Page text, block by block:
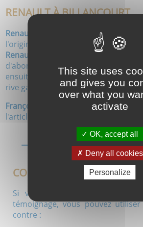
RENAULT À BILLANCOURT
Renault et Boulogne-Billancourt
l'origine de l'entreprise, du
Renault
à l'énorme ensemble
d'abord sur larive droite de la
ensuite
l'Ile Seguinet avoir enfin
rive gauche, à
Meudon.
François Peigney
a retracé cette
l'article intitulé "
CONTACTEZ-NOUS
Si vous avez une question,
témoignage, vous pouvez
contre :
This site uses
and gives you
over what you
activate
OK, accept all
Deny all cookies
Personalize